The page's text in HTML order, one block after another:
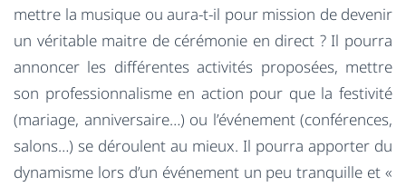
mettre la musique ou aura-t-il pour mission de devenir
un véritable maitre de cérémonie en direct ? Il pourra
annoncer les différentes activités proposées, mettre
son professionnalisme en action pour que la festivité
(mariage, anniversaire…) ou l’événement (conférences,
salons…) se déroulent au mieux. Il pourra apporter du
dynamisme lors d’un événement un peu tranquille et «